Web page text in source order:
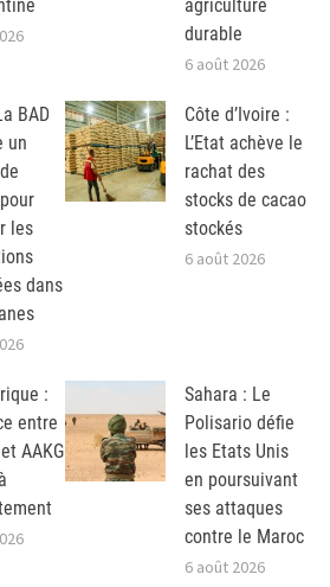
agriculture
durable
6 août 2026
BAD
un
les
dans
Côte d’Ivoire :
L’Etat achève le
rachat des
stocks de cacao
stockés
6 août 2026
:
entre
AAKG
Sahara : Le
Polisario défie
les Etats Unis
en poursuivant
ses attaques
contre le Maroc
6 août 2026